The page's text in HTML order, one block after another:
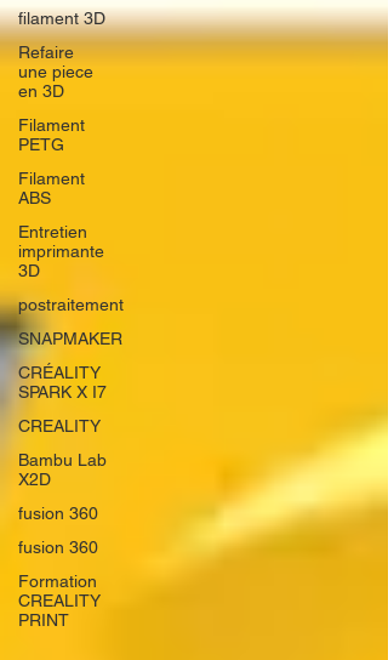
filament 3D
Refaire
une piece
en 3D
Filament
PETG
Filament
ABS
Entretien
imprimante
3D
postraitement
SNAPMAKER
CRÉALITY
SPARK X I7
CREALITY
Bambu Lab
X2D
fusion 360
fusion 360
Formation
CREALITY
PRINT